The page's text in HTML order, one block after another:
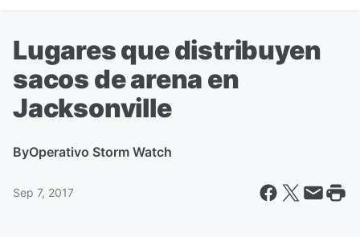
Lugares que distribuyen
sacos de arena en
Jacksonville
ByOperativo Storm Watch
Sep 7, 2017